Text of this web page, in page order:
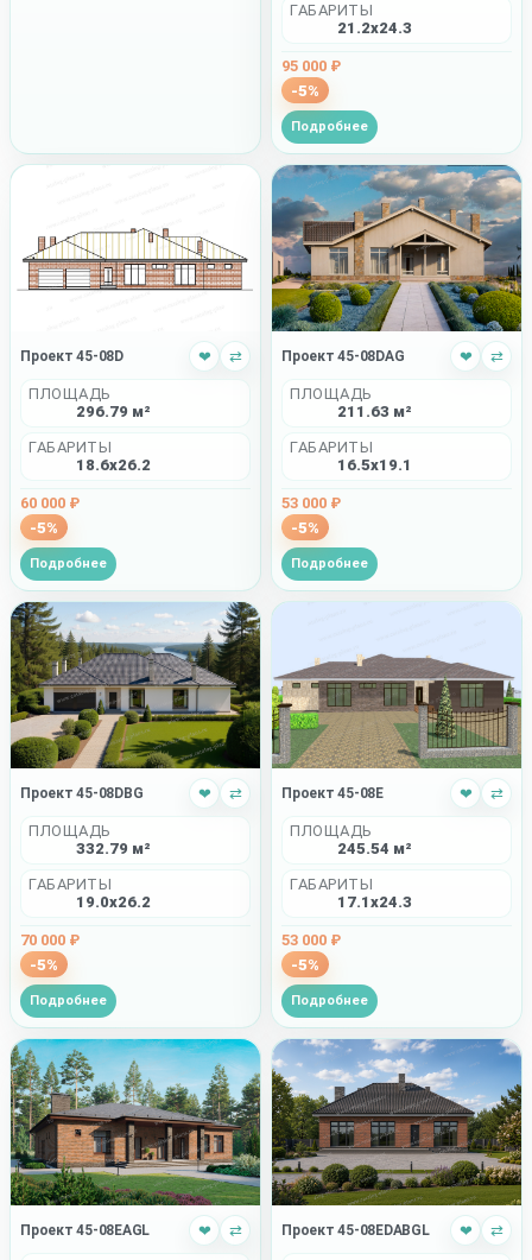
ГАБАРИТЫ
21.2x24.3
95 000 ₽
-5%
Подробнее
Проект 45-08D ❤ ⇄
ПЛОЩАДЬ
296.79 м²
ГАБАРИТЫ
18.6x26.2
60 000 ₽
-5%
Подробнее
Проект 45-08DAG ❤ ⇄
ПЛОЩАДЬ
211.63 м²
ГАБАРИТЫ
16.5x19.1
53 000 ₽
-5%
Подробнее
Проект 45-08DBG ❤ ⇄
ПЛОЩАДЬ
332.79 м²
ГАБАРИТЫ
19.0x26.2
70 000 ₽
-5%
Подробнее
Проект 45-08E ❤ ⇄
ПЛОЩАДЬ
245.54 м²
ГАБАРИТЫ
17.1x24.3
53 000 ₽
-5%
Подробнее
Проект 45-08EAGL ❤ ⇄ Проект 45-08EDABGL ❤ ⇄